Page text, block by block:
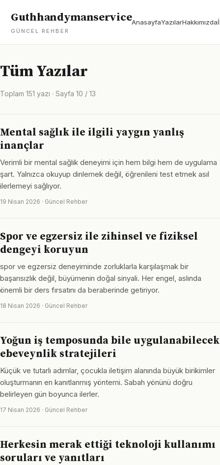
Guthhandymanservice
GÜNCEL REHBER
AnasayfaYazılarHakkımızda
Tüm Yazılar
Toplam 151 yazı · Sayfa 10 / 13
Mental sağlık ile ilgili yaygın yanlış
inançlar
Verimli bir mental sağlık deneyimi için hem bilgi hem de uygulama
şart. Yalnızca okuyup dinlemek değil, öğrenileni test etmek asıl
ilerlemeyi sağlıyor.
19 Nisan 2026 · Güncel Rehber
Spor ve egzersiz ile zihinsel ve fiziksel
dengeyi koruyun
spor ve egzersiz deneyiminde zorluklarla karşılaşmak bir
başarısızlık değil, büyümenin doğal sinyali. Her engel, aslında
önemli bir ders fırsatını da beraberinde getiriyor.
18 Nisan 2026 · Güncel Rehber
Yoğun iş temposunda bile uygulanabilecek
ebeveynlik stratejileri
Küçük ve tutarlı adımlar, çocukla iletişim alanında büyük birikimler
oluşturmanın en kanıtlanmış yöntemi. Sabah yönünü doğru
belirleyen gün boyunca ilerler.
17 Nisan 2026 · Güncel Rehber
Herkesin merak ettiği teknoloji kullanımı
soruları ve yanıtları